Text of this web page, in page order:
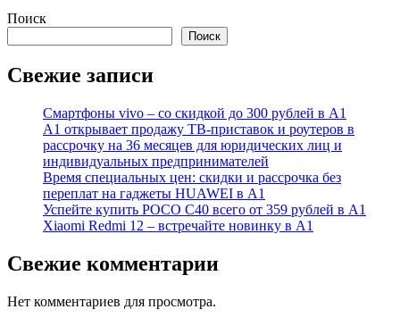
Поиск
Поиск
Свежие записи
Смартфоны vivo – со скидкой до 300 рублей в А1
А1 открывает продажу ТВ-приставок и роутеров в
рассрочку на 36 месяцев для юридических лиц и
индивидуальных предпринимателей
Время специальных цен: скидки и рассрочка без
переплат на гаджеты HUAWEI в А1
Успейте купить POCO C40 всего от 359 рублей в А1
Xiaomi Redmi 12 – встречайте новинку в А1
Свежие комментарии
Нет комментариев для просмотра.